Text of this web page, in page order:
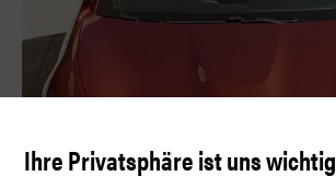
Ihre Privatsphäre ist uns wichtig